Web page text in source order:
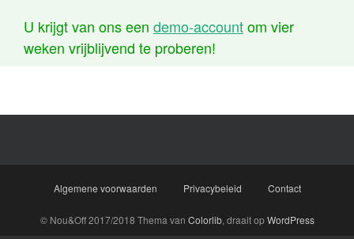
U krijgt van ons een demo-accountom vier
weken vrijblijvend te proberen!
Algemene voorwaarden Privacybeleid Contact
© Nou&Off 2017/2018 Thema van Colorlib, draait opWordPress